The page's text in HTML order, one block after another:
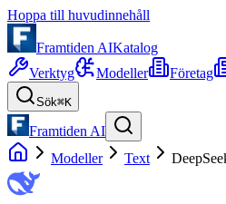
Hoppa till huvudinnehåll
Framtiden AIKatalog
Verktyg
Modeller Företag
Sök⌘K
Framtiden AI
Modeller
Text